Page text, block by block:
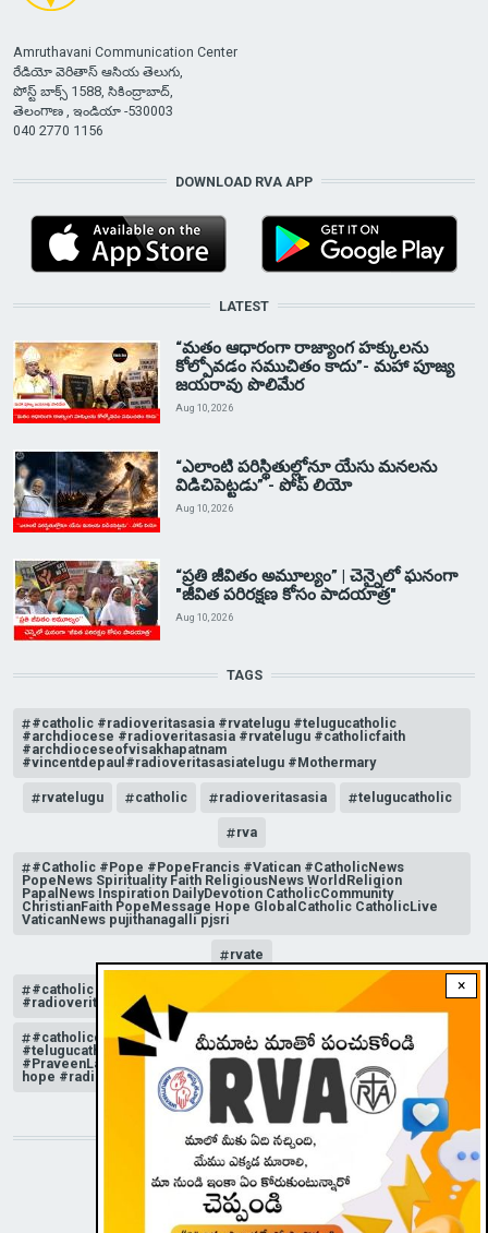
×
Amruthavani Communication Center
రేడియో వెరితాస్ ఆసియ తెలుగు,
పోస్ట్ బాక్స్ 1588, సికింద్రాబాద్,
తెలంగాణ , ఇండియా -530003
040 2770 1156
DOWNLOAD RVA APP
LATEST
“మతం ఆధారంగా రాజ్యాంగ హక్కులను
కోల్పోవడం సముచితం కాదు”- మహా పూజ్య
జయరావు పొలిమేర
Aug 10, 2026
“ఎలాంటి పరిస్థితుల్లోనూ యేసు మనలను
విడిచిపెట్టడు” - పోప్ లియో
Aug 10, 2026
“ప్రతి జీవితం అమూల్యం” | చెన్నైలో ఘనంగా
"జీవిత పరిరక్షణ కోసం పాదయాత్ర"
Aug 10, 2026
TAGS
#catholic #radioveritasasia #rvatelugu #telugucatholic
#archdiocese #radioveritasasia #rvatelugu #catholicfaith
#archdioceseofvisakhapatnam
#vincentdepaul#radioveritasasiatelugu #Mothermary
rvatelugu catholic radioveritasasia telugucatholic
rva
#Catholic #Pope #PopeFrancis #Vatican #CatholicNews
PopeNews Spirituality Faith ReligiousNews WorldReligion
PapalNews Inspiration DailyDevotion CatholicCommunity
ChristianFaith PopeMessage Hope GlobalCatholic CatholicLive
VaticanNews pujithanagalli pjsri
rvate
#catholic #radioveritasasia #rvatelugu #telugucatholic
#radioveritasasiatelugu
#catholicchurchnews #catholictelugu #telugucatholic
#telugucatholicchurch #radioveritasasia #rvatelugu
#PraveenLakkisetti #reflection #advent #christmas #messageof
hope #radioveritas #rvatelugu #viral #insta
STAY CONNECTED WITH US!